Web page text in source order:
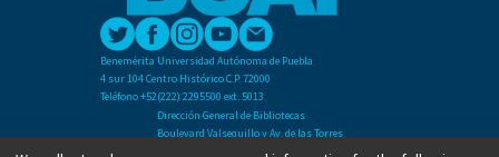
Benemérita Universidad Autónoma de Puebla
4 sur 104 Centro Histórico C.P. 72000
Teléfono +52(222) 2295500 ext. 5013
Dirección General de Bibliotecas
Boulevard Valsequillo y Av. de las Torres
Ciudad Universitaria. Col. San Manuel